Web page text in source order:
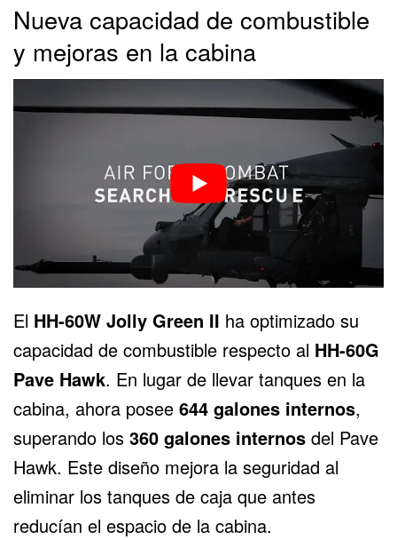
Nueva capacidad de combustible
y mejoras en la cabina
El HH-60W Jolly Green II ha optimizado su
capacidad de combustible respecto al HH-60G
Pave Hawk. En lugar de llevar tanques en la
cabina, ahora posee 644 galones internos,
superando los 360 galones internos del Pave
Hawk. Este diseño mejora la seguridad al
eliminar los tanques de caja que antes
reducían el espacio de la cabina.